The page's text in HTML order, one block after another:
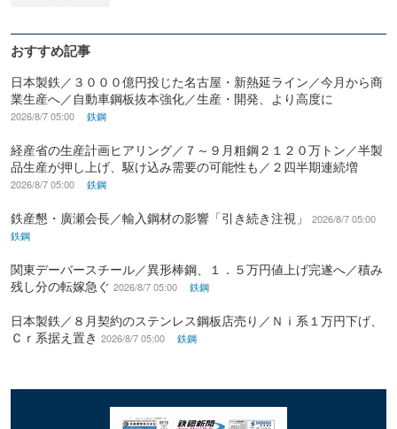
おすすめ記事
日本製鉄／３０００億円投じた名古屋・新熱延ライン／今月から商
業生産へ／自動車鋼板抜本強化／生産・開発、より高度に
2026/8/7 05:00 鉄鋼
経産省の生産計画ヒアリング／７～９月粗鋼２１２０万トン／半製
品生産が押し上げ、駆け込み需要の可能性も／２四半期連続増
2026/8/7 05:00 鉄鋼
鉄産懇・廣瀬会長／輸入鋼材の影響「引き続き注視」
2026/8/7 05:00
鉄鋼
関東デーバースチール／異形棒鋼、１．５万円値上げ完遂へ／積み
残し分の転嫁急ぐ 2026/8/7 05:00 鉄鋼
日本製鉄／８月契約のステンレス鋼板店売り／Ｎｉ系１万円下げ、
Ｃｒ系据え置き 2026/8/7 05:00 鉄鋼